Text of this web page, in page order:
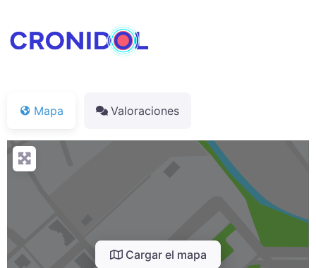
Mapa Valoraciones
Cargar el mapa